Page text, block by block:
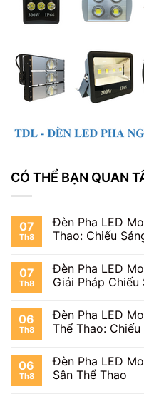
CÓ THỂ BẠN QUAN
07
Th8
Đèn Pha LED
Thao: Chiếu
07
Th8
Đèn Pha LED
Giải Pháp Chiếu
06
Th8
Đèn Pha LED
Thể Thao:
06
Th8
Đèn Pha LED
Sân Thể Thao